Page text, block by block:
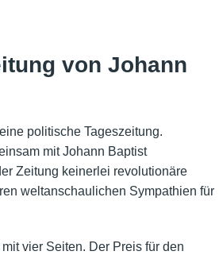
von Johann
politische Tageszeitung.
mit Johann Baptist
Zeitung keinerlei revolutionäre
weltanschaulichen Sympathien für
vier Seiten. Der Preis für den